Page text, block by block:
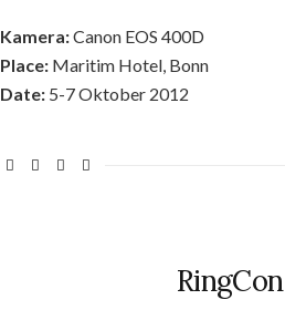
Kamera:Canon EOS 400D
Place: Maritim Hotel, Bonn
Date: 5-7 Oktober 2012